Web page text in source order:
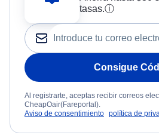
tasas.ⓘ
Consigue
Al registrarte, aceptas recibir correos
CheapOair(Fareportal).
Aviso de consentimiento política de